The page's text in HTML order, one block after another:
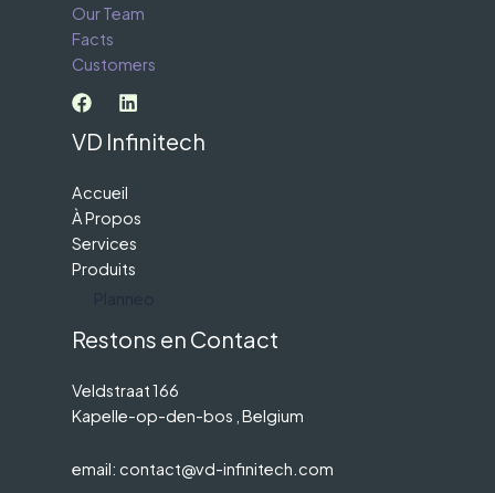
Our Team
Facts
Customers
VD Infinitech
Accueil
À Propos
Services
Produits
Restons en Contact
Veldstraat 166
Kapelle-op-den-bos , Belgium
email: contact@vd-infinitech.com